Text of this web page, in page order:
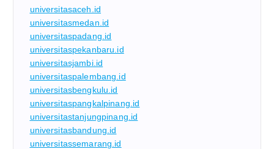
universitasaceh.id
universitasmedan.id
universitaspadang.id
universitaspekanbaru.id
universitasjambi.id
universitaspalembang.id
universitasbengkulu.id
universitaspangkalpinang.id
universitastanjungpinang.id
universitasbandung.id
universitassemarang.id